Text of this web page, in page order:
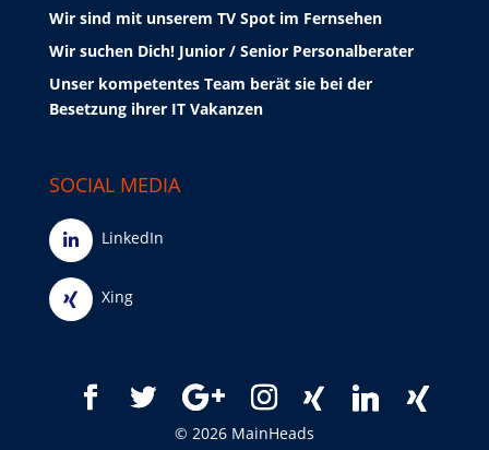
Wir sind mit unserem TV Spot im Fernsehen
Wir suchen Dich! Junior / Senior Personalberater
Unser kompetentes Team berät sie bei der
Besetzung ihrer IT Vakanzen
SOCIAL MEDIA
LinkedIn
Xing
© 2026 MainHeads